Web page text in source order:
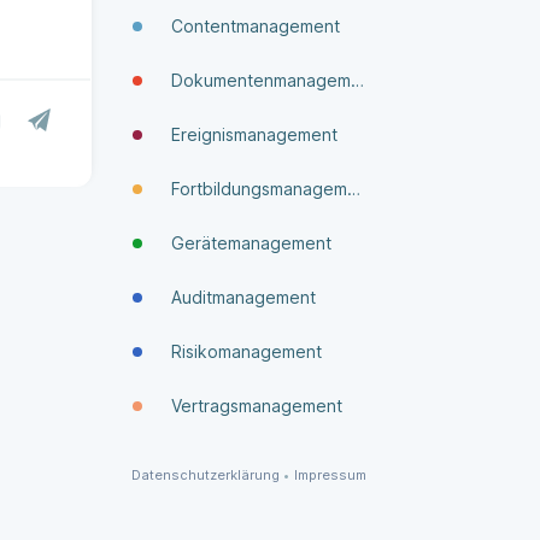
Contentmanagement
Dokumenten­manage­ment
Ereignismanagement
Fortbildungsmanagement
Gerätemanagement
Auditmanagement
Risikomanagement
Vertragsmanagement
Datenschutzerklärung • Impressum